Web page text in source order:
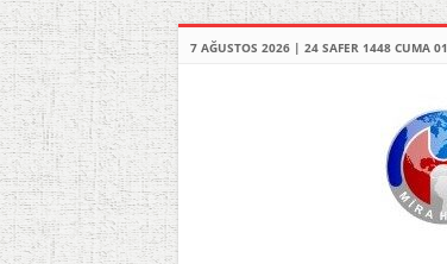
7 AĞUSTOS 2026 | 24 SAFER 1448 CUMA